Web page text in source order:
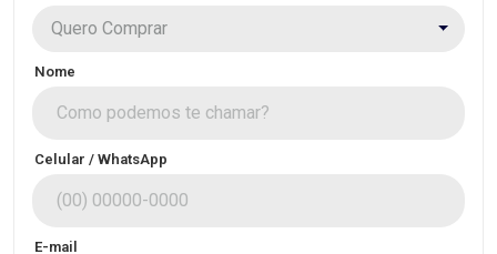
Quero Comprar
Nome
Celular / WhatsApp
E-mail